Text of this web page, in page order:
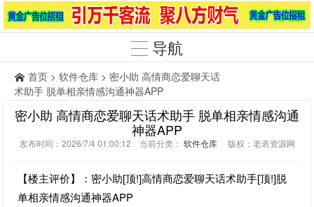
导航
首页 > 软件仓库 > 密小助 高情商恋爱聊天话
术助手 脱单相亲情感沟通神器APP
密小助 高情商恋爱聊天话术助手 脱单相亲情感沟通
神器APP
发布时间：2026/7/4 01:00:12 当前分类： 软件仓库版权：老表资源网
【楼主评价】：密小助[顶!]高情商恋爱聊天话术助手[顶!]脱
单相亲情感沟通神器APP